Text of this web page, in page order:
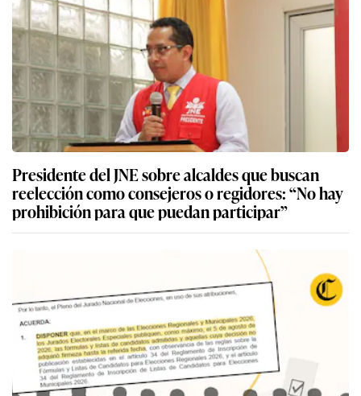
Presidente del JNE sobre alcaldes que buscan
reelección como consejeros o regidores: “No hay
prohibición para que puedan participar”